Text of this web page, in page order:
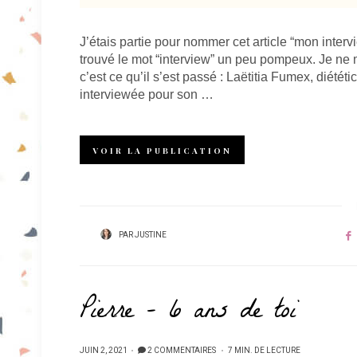
J’étais partie pour nommer cet article “mon
trouvé le mot “interview” un peu pompeux. Je
c’est ce qu’il s’est passé : Laëtitia Fumex,
interviewée pour son …
VOIR LA PUBLICATION
PARJUSTINE
Pierre – 6 ans de toi
PUBLIÉ
JUIN 2, 2021 2 COMMENTAIRES 7 MIN. DE LECTURE